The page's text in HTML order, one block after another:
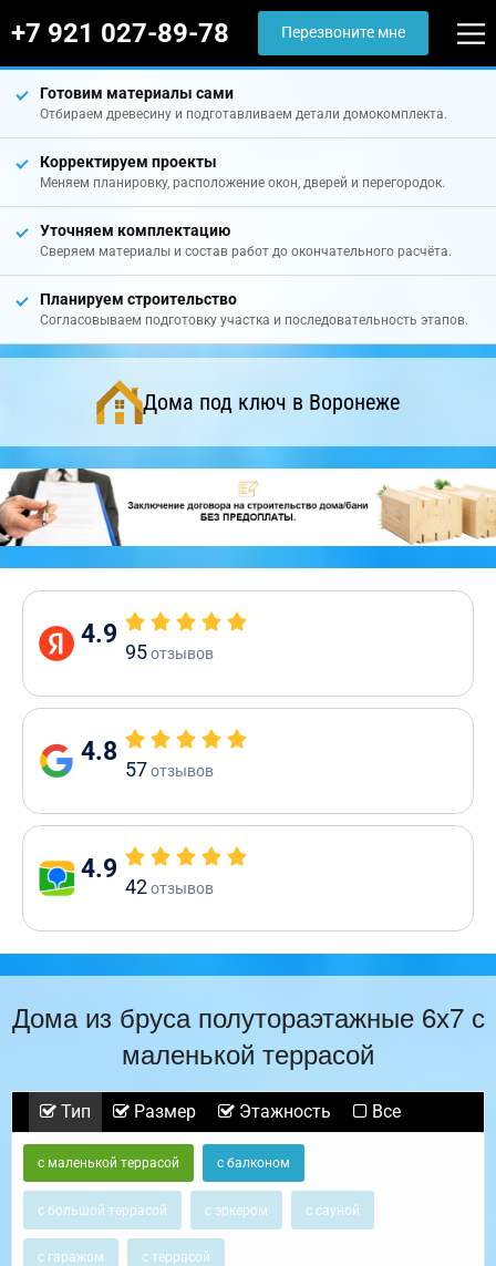
+7 921 027-89-78 Перезвоните мне
Готовим материалы сами
Отбираем древесину и подготавливаем детали домокомплекта.
Корректируем проекты
Меняем планировку, расположение окон, дверей и перегородок.
Уточняем комплектацию
Сверяем материалы и состав работ до окончательного расчёта.
Планируем строительство
Согласовываем подготовку участка и последовательность этапов.
Дома под ключ в Воронеже
4.9
95отзывов
4.8
57отзывов
4.9
42отзывов
Дома из бруса полутораэтажные 6х7 с
маленькой террасой
Тип Размер Этажность Все
с маленькой террасой с балконом
с большой террасой с эркером с сауной
с гаражом с террасой